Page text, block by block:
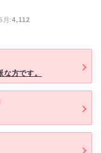
:4,112
方です。